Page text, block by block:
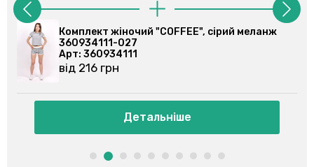
Комплект жіночий "COFFEE", сірий меланж
360934111-027
Арт: 360934111
від 216 грн
Детальніше